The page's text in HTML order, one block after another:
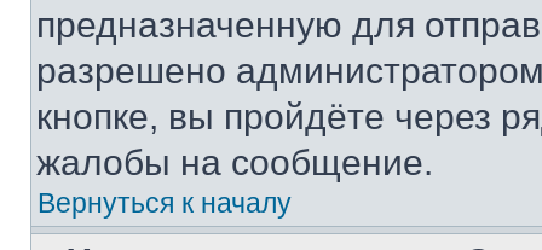
предназначенную для
разрешено
кнопке, вы пройдёте через
жалобы на сообщение.
Вернуться к началу